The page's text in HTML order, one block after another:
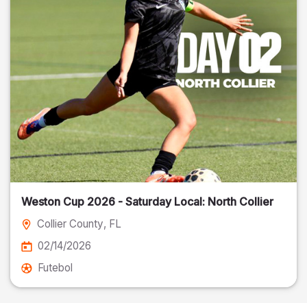
Weston Cup 2026 - Saturday Local: North Collier
Collier County, FL
02/14/2026
Futebol